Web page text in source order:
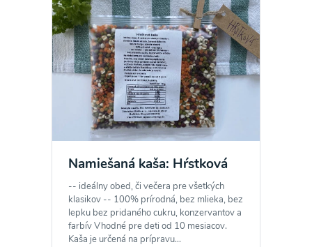
Namiešaná kaša: Hŕstková
-- ideálny obed, či večera pre všetkých
klasikov -- 100% prírodná, bez mlieka, bez
lepku bez pridaného cukru, konzervantov a
farbív Vhodné pre deti od 10 mesiacov.
Kaša je určená na prípravu...
Odber noviniek a akcií
Odoslaním registrácie na Newsletter súhlasím so
spracovaním osobných údajov pre účely
zasielania newsletteru a potvrdzujem, že som si
prečítal(a) informácie o Ochrane osobných